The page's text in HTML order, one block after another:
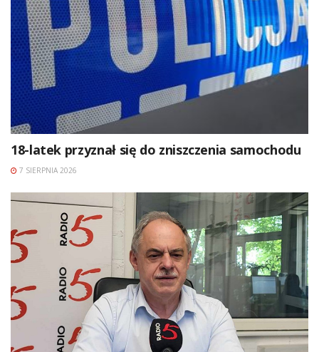
18-latek przyznał się do zniszczenia samochodu
7 SIERPNIA 2026